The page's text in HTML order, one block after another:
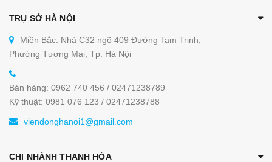
Hệ thống bếp cangtin cần gì
Mô hình bếp nhà hàng chuyên dụng, máy móc
cần thiết
(TP.HCM):
TRỤ SỞ HÀ NỘI
Miền Bắc: Nhà C32 ngõ 409 Đường Tam Trinh,
Phường Tương Mai, Tp. Hà Nội
Bán hàng: 0962 740 456 / 02471238789
Kỹ thuật: 0981 076 123 / 02471238788
viendonghanoi1@gmail.com
CHI NHÁNH THANH HÓA